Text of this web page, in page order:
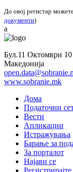
До овој регистар
документи)
a
Бул.11 Октомври
Македонија
www.sobranie.mk
Дома
Податочни
Вести
Апликации
Истражувања
Барање за
За порталот
Најави се
Регистрирајте